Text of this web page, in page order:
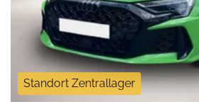
Standort Zentrallager